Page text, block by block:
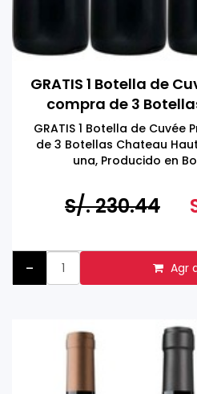
GRATIS 1 Botella de
compra de 3
GRATIS 1 Botella de
de 3 Botellas Chateau
una, Producido en
S/. 230.44
- Agr